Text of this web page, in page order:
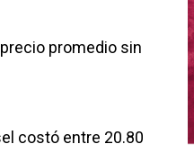
promedio sin
costó entre 20.80